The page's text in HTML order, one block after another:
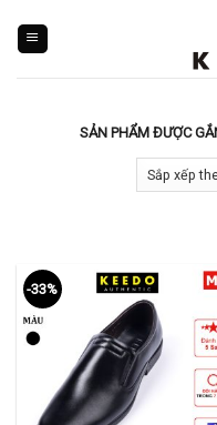
content
SẢN PHẨM ĐƯỢC
-33%